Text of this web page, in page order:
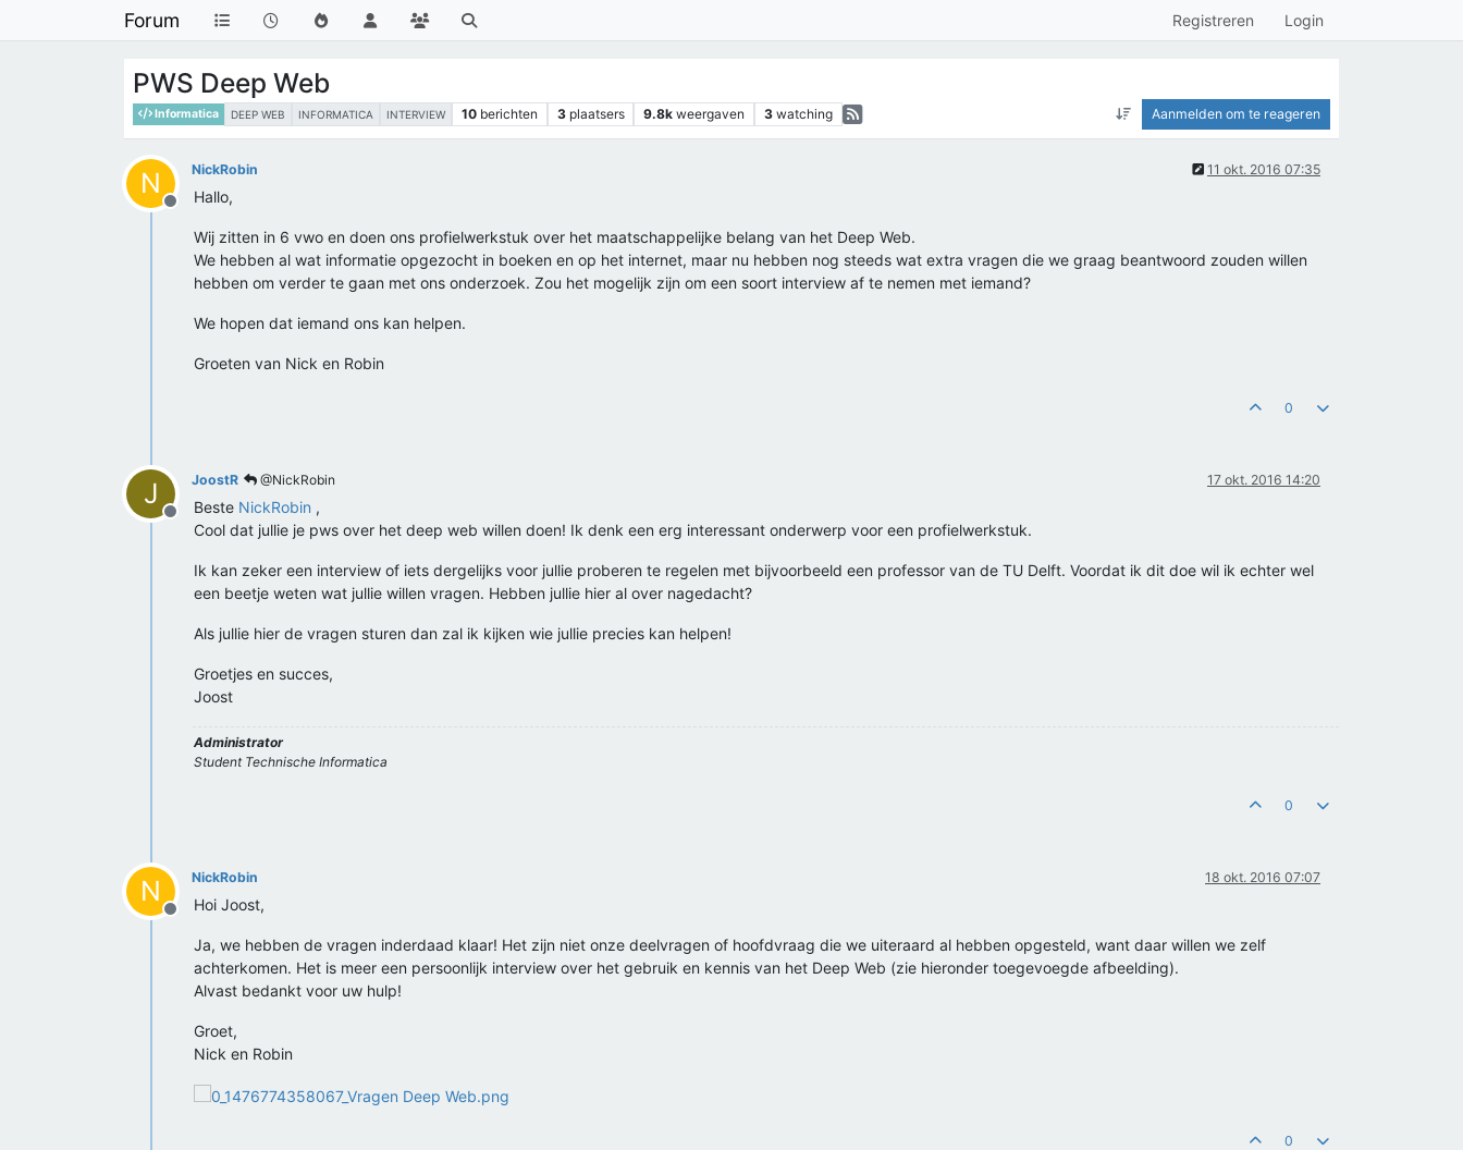
Forum Registreren Login
PWS Deep Web
Informatica DEEP WEB INFORMATICA INTERVIEW 10 berichten 3 plaatsers 9.8k weergaven 3 watching Aanmelden om te reageren
N
Offline
NickRobin 11 okt. 2016 07:35
Hallo,
Wij zitten in 6 vwo en doen ons profielwerkstuk over het maatschappelijke belang van het Deep Web.
We hebben al wat informatie opgezocht in boeken en op het internet, maar nu hebben nog steeds wat extra vragen die we graag beantwoord zouden willen
hebben om verder te gaan met ons onderzoek. Zou het mogelijk zijn om een soort interview af te nemen met iemand?
We hopen dat iemand ons kan helpen.
Groeten van Nick en Robin
0
J
Offline
JoostR @NickRobin 17 okt. 2016 14:20
Beste NickRobin ,
Cool dat jullie je pws over het deep web willen doen! Ik denk een erg interessant onderwerp voor een profielwerkstuk.
Ik kan zeker een interview of iets dergelijks voor jullie proberen te regelen met bijvoorbeeld een professor van de TU Delft. Voordat ik dit doe wil ik echter wel
een beetje weten wat jullie willen vragen. Hebben jullie hier al over nagedacht?
Als jullie hier de vragen sturen dan zal ik kijken wie jullie precies kan helpen!
Groetjes en succes,
Joost
Administrator
Student Technische Informatica
0
N
Offline
NickRobin 18 okt. 2016 07:07
Hoi Joost,
Ja, we hebben de vragen inderdaad klaar! Het zijn niet onze deelvragen of hoofdvraag die we uiteraard al hebben opgesteld, want daar willen we zelf
achterkomen. Het is meer een persoonlijk interview over het gebruik en kennis van het Deep Web (zie hieronder toegevoegde afbeelding).
Alvast bedankt voor uw hulp!
Groet,
Nick en Robin
0